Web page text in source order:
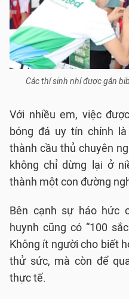
Các thí sinh nhí được gắn
Với nhiều em, việc
bóng đá uy tín chính
thành cầu thủ chuyên
không chỉ dừng lại ở
thành một con đường
Bên cạnh sự háo hức
huynh cũng có “100
Không ít người cho biết
thử sức, mà còn để
thực tế.